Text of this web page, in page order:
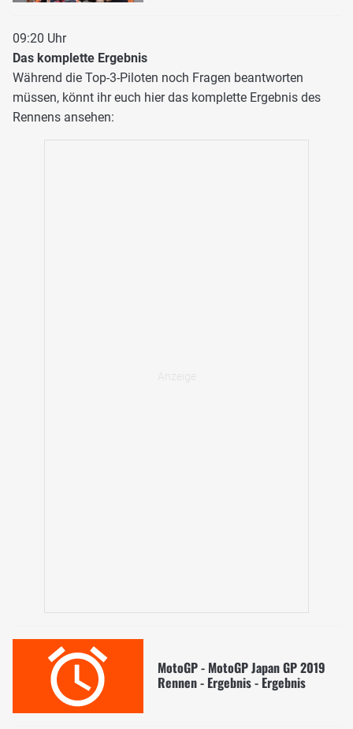
09:20 Uhr
Das komplette Ergebnis
Während die Top-3-Piloten noch Fragen beantworten
müssen, könnt ihr euch hier das komplette Ergebnis des
Rennens ansehen:
MotoGP - MotoGP Japan GP 2019
Rennen - Ergebnis - Ergebnis